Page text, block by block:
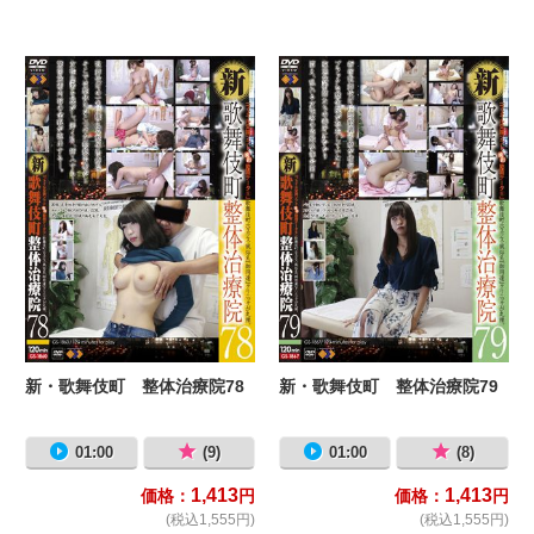
新・歌舞伎町 整体治療院78
新・歌舞伎町 整体治療院78
01:00 (9)
価格： 1,413円
(税込1,555円)
新
新・歌舞伎町 整体治療院79
01:00 (8)
価格： 1,413円
(税込1,555円)